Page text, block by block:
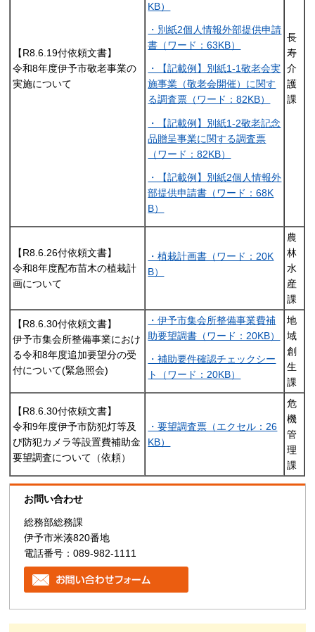
【R8.6.19付依頼文書】
令和8年度伊予市敬老事業の
実施について
KB）
・別紙2個人情報外部提供申請
書（ワード：63KB）
・【記載例】別紙1-1敬老会実
施事業（敬老会開催）に関す
る調査票（ワード：82KB）
・【記載例】別紙1-2敬老記念
品贈呈事業に関する調査票
（ワード：82KB）
・【記載例】別紙2個人情報外
部提供申請書（ワード：68K
B）
長
寿
介
護
課
【R8.6.26付依頼文書】
令和8年度配布苗木の植栽計
画について
・植栽計画書（ワード：20K
B）
農
林
水
産
課
【R8.6.30付依頼文書】
伊予市集会所整備事業におけ
る令和8年度追加要望分の受
付について(緊急照会)
・伊予市集会所整備事業費補
助要望調書（ワード：20KB）
・補助要件確認チェックシー
ト（ワード：20KB）
地
域
創
生
課
【R8.6.30付依頼文書】
令和9年度伊予市防犯灯等及
び防犯カメラ等設置費補助金
要望調査について（依頼）
・要望調査票（エクセル：26
KB）
危
機
管
理
課
お問い合わせ
総務部総務課
伊予市米湊820番地
電話番号：089-982-1111